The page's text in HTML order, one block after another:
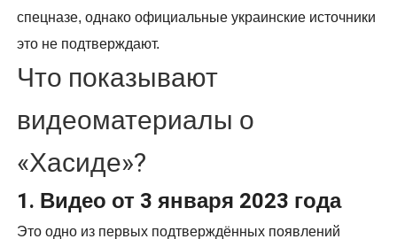
спецназе, однако официальные украинские источники
это не подтверждают.
Что показывают
видеоматериалы о
«Хасиде»?
1. Видео от 3 января 2023 года
Это одно из первых подтверждённых появлений